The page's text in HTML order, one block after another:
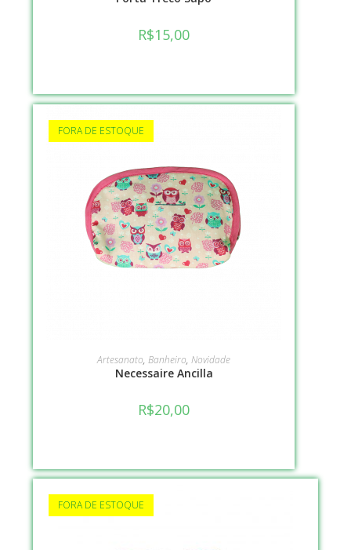
R$15,00
FORA DE ESTOQUE
VER OPÇÕES
Artesanato, Banheiro, Novidade
Necessaire Ancilla
R$20,00
FORA DE ESTOQUE